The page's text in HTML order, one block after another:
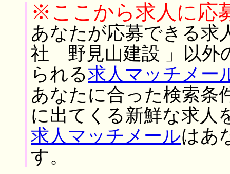
※ここから求人に応
あなたが応募できる求
社 野見山建設 」以外
られる求人マッチメー
あなたに合った検索条
に出てくる新鮮な求人
求人マッチメールはあ
す。